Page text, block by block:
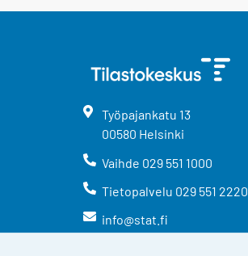
Työpajankatu 13
00580 Helsinki
Vaihde 029 551 1000
Tietopalvelu 029 551 2220
info@stat.fi